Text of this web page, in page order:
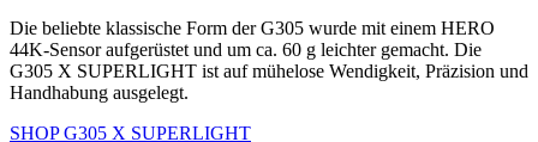
Die beliebte klassische Form der G305 wurde mit einem HERO
44K-Sensor aufgerüstet und um ca. 60 g leichter gemacht. Die
G305 X SUPERLIGHT ist auf mühelose Wendigkeit, Präzision und
Handhabung ausgelegt.
SHOP G305 X SUPERLIGHT